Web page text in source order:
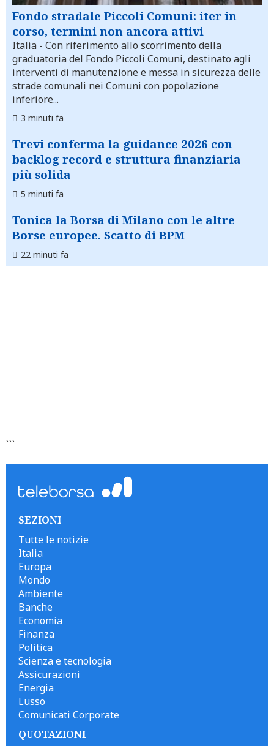
Fondo stradale Piccoli Comuni: iter in
corso, termini non ancora attivi
Italia - Con riferimento allo scorrimento della
graduatoria del Fondo Piccoli Comuni, destinato agli
interventi di manutenzione e messa in sicurezza delle
strade comunali nei Comuni con popolazione
inferiore...
3 minuti fa
Trevi conferma la guidance 2026 con
backlog record e struttura finanziaria
più solida
5 minuti fa
Tonica la Borsa di Milano con le altre
Borse europee. Scatto di BPM
22 minuti fa
```
SEZIONI
Tutte le notizie
Italia
Europa
Mondo
Ambiente
Banche
Economia
Finanza
Politica
Scienza e tecnologia
Assicurazioni
Energia
Lusso
Comunicati Corporate
QUOTAZIONI